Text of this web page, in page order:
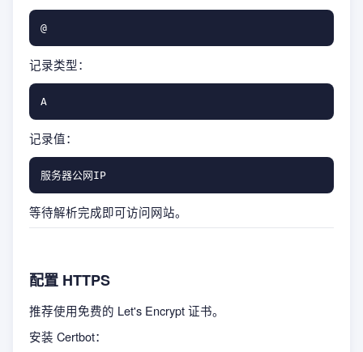
记录类型：
记录值：
等待解析完成即可访问网站。
配置 HTTPS
推荐使用免费的 Let's Encrypt 证书。
安装 Certbot：